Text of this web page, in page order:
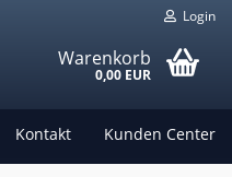
Login
Warenkorb
0,00 EUR
Kontakt Kunden Center